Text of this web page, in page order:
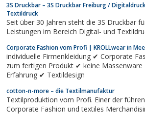
3S Druckbar – 3S Druckbar Freiburg /
Textildruck
Seit über 30 Jahren steht die 3S Druckbar
Leistungen im Bereich Digital- und
Corporate Fashion vom Profi | KROLLwear in
individuelle Firmenkleidung ✔ Corporate
zum fertigen Produkt ✔ keine
Erfahrung ✔ Textildesign
cotton-n-more – die Textilmanufaktur
Textilproduktion vom Profi. Einer der
Corporate Fashion und textiles